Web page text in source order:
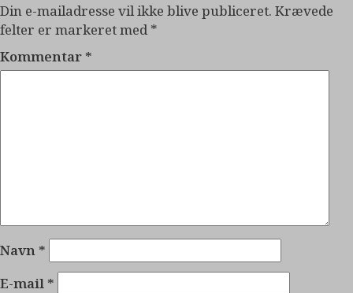
Din e-mailadresse vil ikke blive publiceret. Krævede
felter er markeret med *
Kommentar *
Navn *
E-mail *